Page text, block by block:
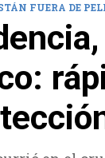
FUERA DE